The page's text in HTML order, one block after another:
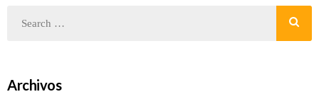
Archivos